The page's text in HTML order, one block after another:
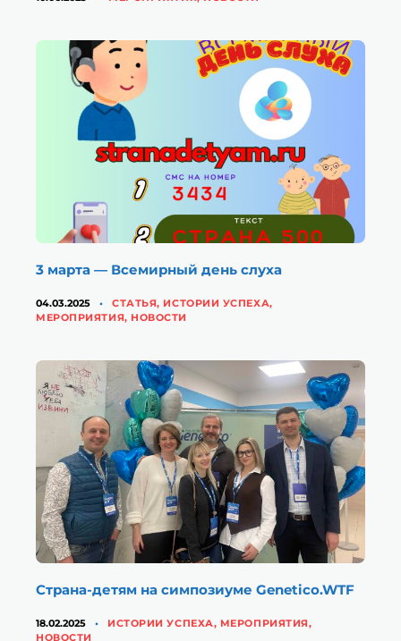
3 марта — Всемирный день слуха
04.03.2025 КАТЕГОРИИ
CТАТЬЯ, ИСТОРИИ УСПЕХА,
МЕРОПРИЯТИЯ, НОВОСТИ
Страна-детям на симпозиуме Genetico.WTF
18.02.2025 КАТЕГОРИИ
ИСТОРИИ УСПЕХА, МЕРОПРИЯТИЯ,
НОВОСТИ